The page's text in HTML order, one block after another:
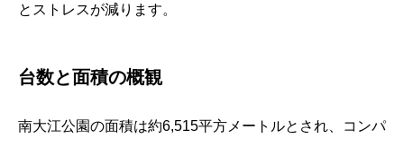
とストレスが減ります。
台数と面積の概観
南大江公園の面積は約6,515平方メートルとされ、コンパ